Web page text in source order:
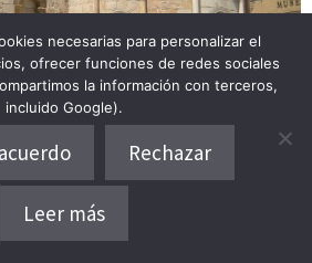
Santa María la Nueva. Foto por José Antonio Gil
Wikimedia Commons.
necesarias para personalizar el
ofrecer funciones de redes sociales
la información con terceros,
incluido Google).
Rechazar
Leer más